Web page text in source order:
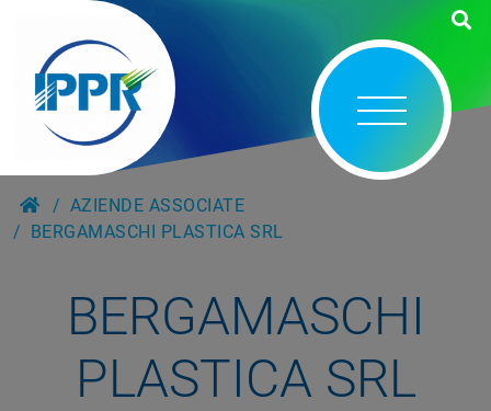
AZIENDE ASSOCIATE
BERGAMASCHI PLASTICA SRL
BERGAMASCHI
PLASTICA SRL